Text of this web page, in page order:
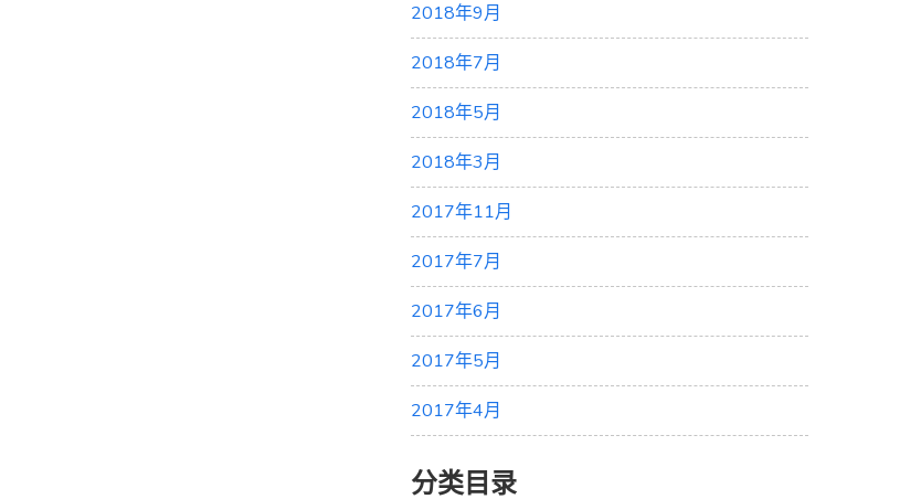
2018年9月
2018年7月
2018年5月
2018年3月
2017年11月
2017年7月
2017年6月
2017年5月
2017年4月
分类目录